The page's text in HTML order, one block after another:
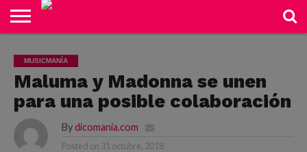
MUSICMANÍA
Maluma y Madonna se unen
para una posible colaboración
By dicomania.com
Posted on 31 octubre, 2018